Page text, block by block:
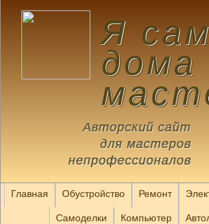
Я сам
дома
Авторский сайт
для мастеров
непрофессионалов
Главная Обустройство Ремонт
Самоделки Компьютер